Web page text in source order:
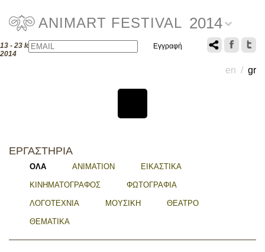
ANIMART FESTIVAL 2014
13 - 23 Ιουλίου
2014
en / gr
Email Name
ΕΡΓΑΣΤΗΡΙΑ
ΟΛΑ ANIMATION ΕΙΚΑΣΤΙΚΑ
ΚΙΝΗΜΑΤΟΓΡΑΦΟΣ ΦΩΤΟΓΡΑΦΙΑ
ΛΟΓΟΤΕΧΝΙΑ ΜΟΥΣΙΚΗ ΘΕΑΤΡΟ
ΘΕΜΑΤΙΚΑ